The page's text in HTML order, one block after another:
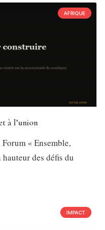
AFRIQUE
à l’union
« Ensemble,
des défis du
IMPACT